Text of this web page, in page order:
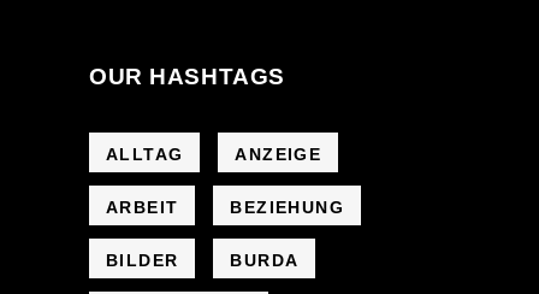
OUR HASHTAGS
ALLTAG ANZEIGE
ARBEIT BEZIEHUNG
BILDER BURDA